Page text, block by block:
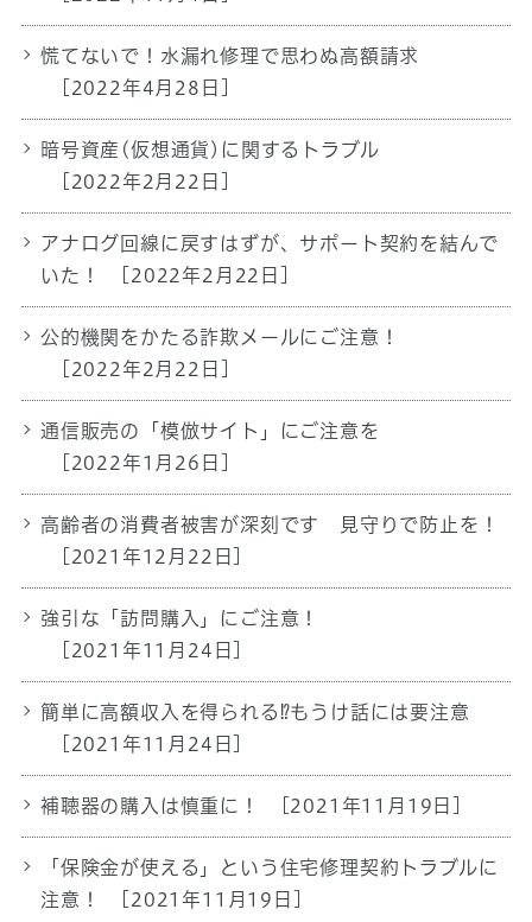
慌てないで！水漏れ修理で思わぬ高額請求
[2022年4月28日]
暗号資産(仮想通貨)に関するトラブル
[2022年2月22日]
アナログ回線に戻すはずが、サポート契約を結んで
いた！
[2022年2月22日]
公的機関をかたる詐欺メールにご注意！
[2022年2月22日]
通信販売の「模倣サイト」にご注意を
[2022年1月26日]
高齢者の消費者被害が深刻です 見守りで防止を！
[2021年12月22日]
強引な「訪問購入」にご注意！
[2021年11月24日]
簡単に高額収入を得られる⁉もうけ話には要注意
[2021年11月24日]
補聴器の購入は慎重に！ [2021年11月19日]
「保険金が使える」という住宅修理契約トラブルに
注意！
[2021年11月19日]